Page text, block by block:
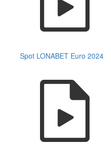
Spot LONABET Euro 2024